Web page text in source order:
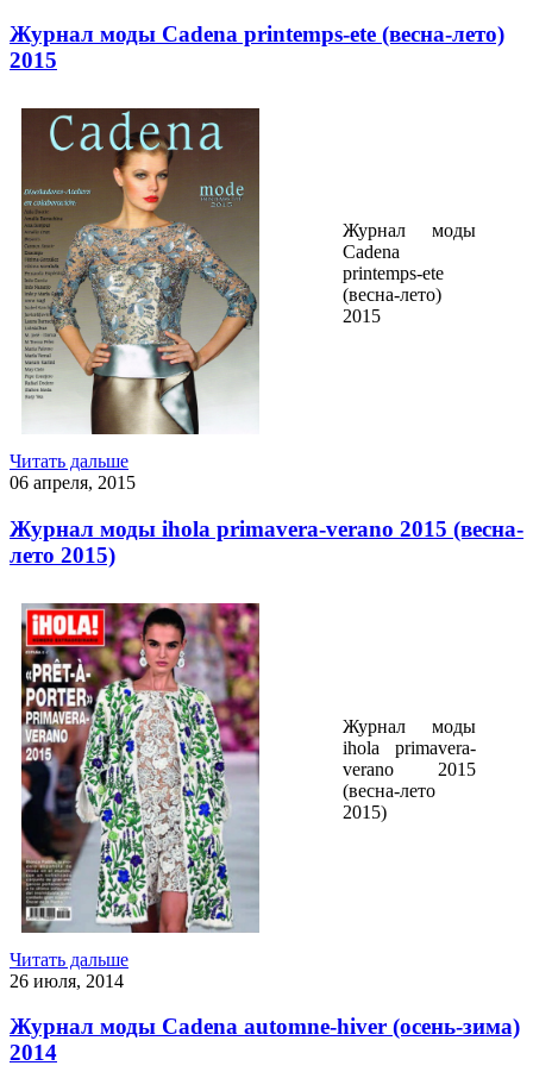
Журнал моды Cadena printemps-ete (весна-лето)
2015
Журнал моды
Cadena
printemps-ete
(весна-лето)
2015
Читать дальше
06 апреля, 2015
Журнал моды ihola primavera-verano 2015 (весна-
лето 2015)
Журнал моды
ihola primavera-
verano 2015
(весна-лето
2015)
Читать дальше
26 июля, 2014
Журнал моды Cadena automne-hiver (осень-зима)
2014